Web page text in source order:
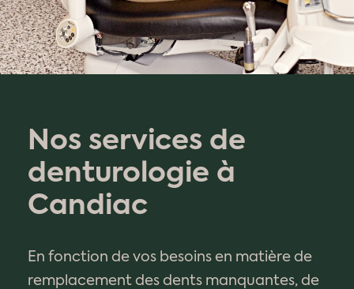
Nos services de
denturologie à
Candiac
En fonction de vos besoins en matière de
remplacement des dents manquantes, de